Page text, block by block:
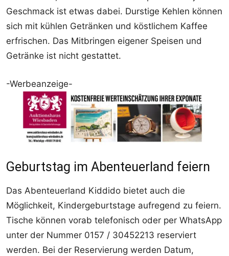
Geschmack ist etwas dabei. Durstige Kehlen können
sich mit kühlen Getränken und köstlichem Kaffee
erfrischen. Das Mitbringen eigener Speisen und
Getränke ist nicht gestattet.
-Werbeanzeige-
Geburtstag im Abenteuerland feiern
Das Abenteuerland Kiddido bietet auch die
Möglichkeit, Kindergeburtstage aufregend zu feiern.
Tische können vorab telefonisch oder per WhatsApp
unter der Nummer 0157 / 30452213 reserviert
werden. Bei der Reservierung werden Datum,